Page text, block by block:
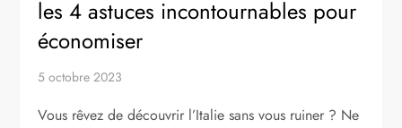
les 4 astuces incontournables pour
économiser
5 octobre 2023
Vous rêvez de découvrir l’Italie sans vous ruiner ? Ne